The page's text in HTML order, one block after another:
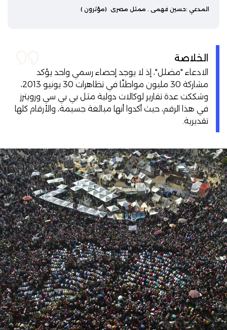
المدعي :حسين فهمي . ممثل مصري (مؤثرون )
الخلاصة
الادعاء "مضلل"، إذ لا يوجد إحصاء رسمي واحد يؤكد
مشاركة 30 مليون مواطنًا في تظاهرات 30 يونيو 2013،
وشككت عدة تقارير لوكالات دولية مثل بي بي سي ورويترز
في هذا الرقم، حيث أكدوا أنها مبالغة جسيمة، والأرقام كلها
تقديرية.